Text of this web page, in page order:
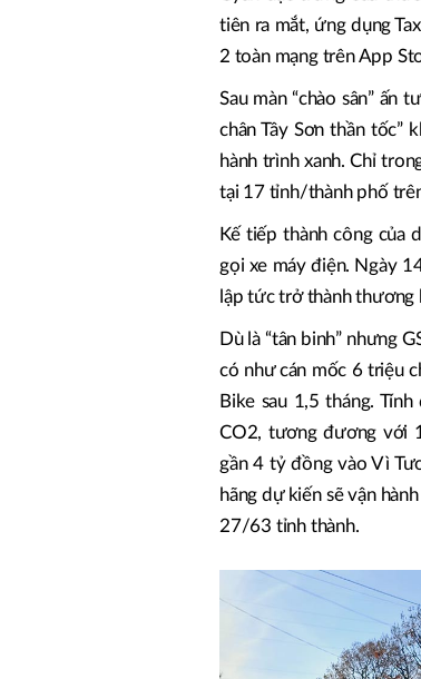
tiên ra mắt, ứng dụng
2 toàn mạng trên App
Sau màn “chào sân” ấn
chân Tây Sơn thần
hành trình xanh. Chỉ
tại 17 tỉnh/thành phố
Kế tiếp thành công của
gọi xe máy điện. Ngày
lập tức trở thành thương
Dù là “tân binh” nhưng
có như cán mốc 6 triệu
Bike sau 1,5 tháng.
CO2, tương đương với
gần 4 tỷ đồng vào Vì
hãng dự kiến sẽ vận
27/63 tỉnh thành.